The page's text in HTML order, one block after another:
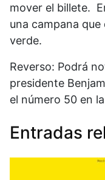
mover el billete.
una campana
verde.
Reverso: Podrá
presidente
el número 50 en
Entradas